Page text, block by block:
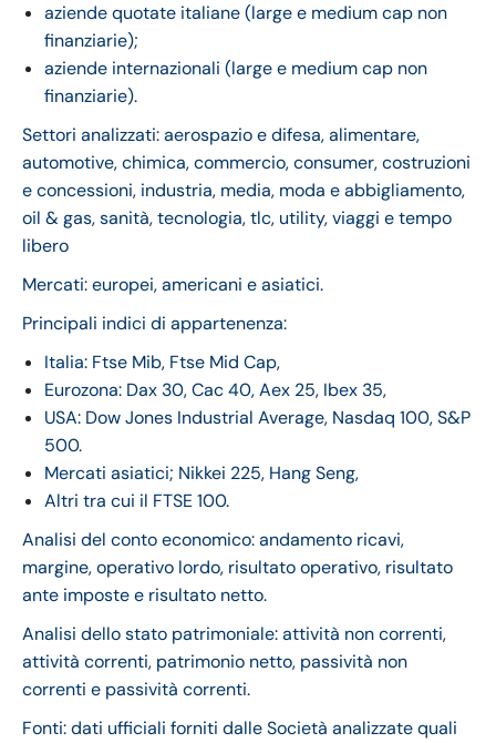
aziende quotate italiane (large e medium cap non
finanziarie);
aziende internazionali (large e medium cap non
finanziarie).
Settori analizzati: aerospazio e difesa, alimentare,
automotive, chimica, commercio, consumer, costruzioni
e concessioni, industria, media, moda e abbigliamento,
oil & gas, sanità, tecnologia, tlc, utility, viaggi e tempo
libero
Mercati: europei, americani e asiatici.
Principali indici di appartenenza:
Italia: Ftse Mib, Ftse Mid Cap,
Eurozona: Dax 30, Cac 40, Aex 25, Ibex 35,
USA: Dow Jones Industrial Average, Nasdaq 100, S&P
500.
Mercati asiatici; Nikkei 225, Hang Seng,
Altri tra cui il FTSE 100.
Analisi del conto economico: andamento ricavi,
margine, operativo lordo, risultato operativo, risultato
ante imposte e risultato netto.
Analisi dello stato patrimoniale: attività non correnti,
attività correnti, patrimonio netto, passività non
correnti e passività correnti.
Fonti: dati ufficiali forniti dalle Società analizzate quali